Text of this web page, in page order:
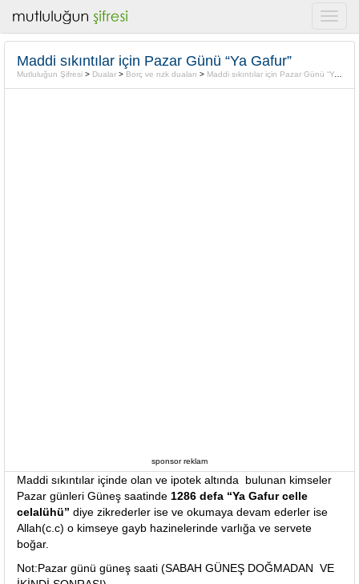
Maddi sıkıntılar için Pazar Günü “Ya Gafur”
Mutluluğun Şifresi > Dualar > Borç ve rızk duaları > Maddi sıkıntılar için Pazar Günü “Ya Gafur”
sponsor reklam
Maddi sıkıntılar içinde olan ve ipotek altında bulunan kimseler
Pazar günleri Güneş saatinde 1286 defa “Ya Gafur celle
celalühü” diye zikrederler ise ve okumaya devam ederler ise
Allah(c.c) o kimseye gayb hazinelerinde varlığa ve servete
boğar.
Not:Pazar günü güneş saati (SABAH GÜNEŞ DOĞMADAN VE